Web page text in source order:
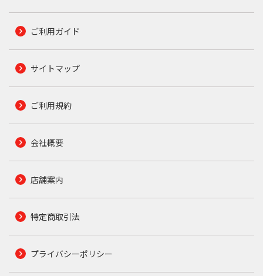
ご利用ガイド
サイトマップ
ご利用規約
会社概要
店舗案内
特定商取引法
プライバシーポリシー